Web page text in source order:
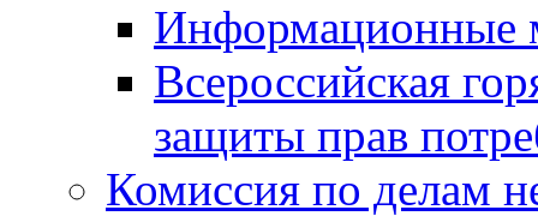
Информационные
Всероссийская
защиты прав
Комиссия по делам